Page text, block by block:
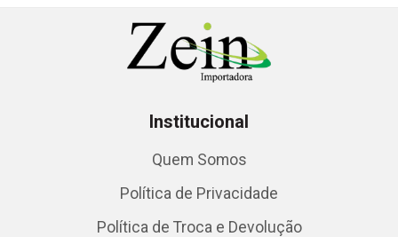
Institucional
Quem Somos
Política de Privacidade
Política de Troca e Devolução